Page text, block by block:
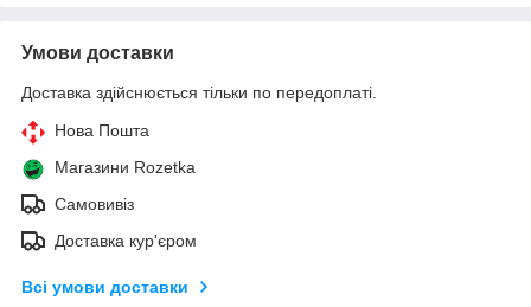
Умови доставки
Доставка здійснюється тільки по передоплаті.
Нова Пошта
Магазини Rozetka
Самовивіз
Доставка кур'єром
Всі умови доставки